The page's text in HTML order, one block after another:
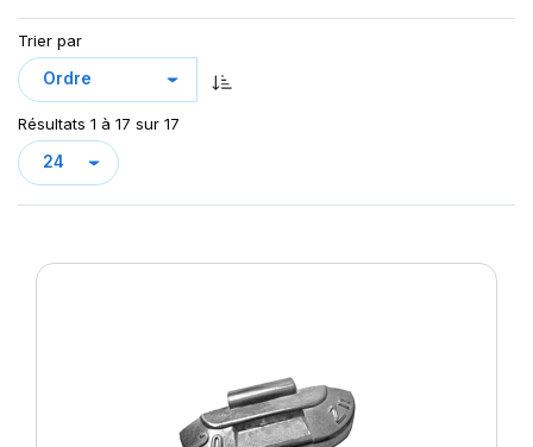
Trier par
Résultats 1 à 17 sur 17